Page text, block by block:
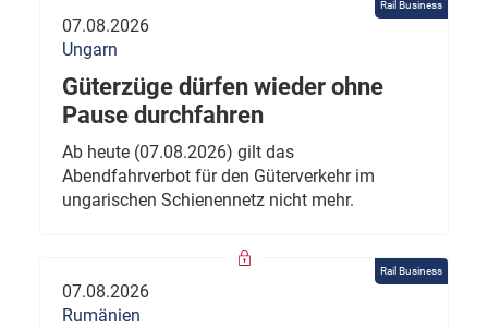
Rail Business
07.08.2026
Ungarn
Güterzüge dürfen wieder ohne
Pause durchfahren
Ab heute (07.08.2026) gilt das
Abendfahrverbot für den Güterverkehr im
ungarischen Schienennetz nicht mehr.
Rail Business
07.08.2026
Rumänien